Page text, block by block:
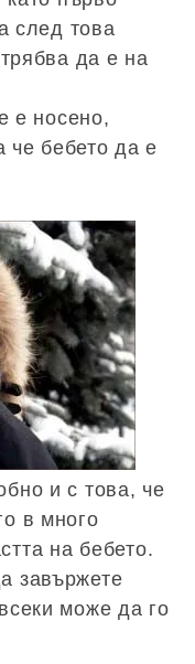
след това
да е на
е носено,
че бебето да е
и с това, че
в много
на бебето.
завържете
може да го